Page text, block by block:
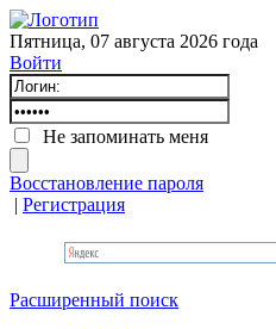
Пятница, 07 августа 2026 года
Войти
Не запоминать меня
Восстановление пароля
| Регистрация
Расширенный поиск